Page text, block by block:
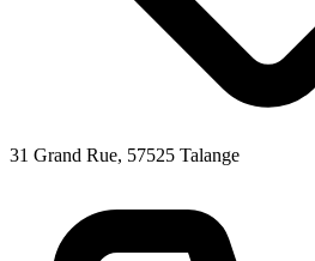
31 Grand Rue, 57525 Talange